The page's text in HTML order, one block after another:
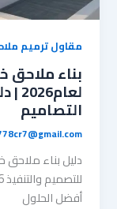
مقاول ترميم
بناء ملاحق
التصاميم
دليل بناء ملاحق
أفضل الحلول